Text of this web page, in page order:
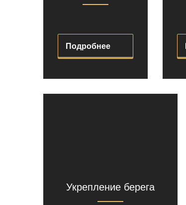
Подробнее
Укрепление берега